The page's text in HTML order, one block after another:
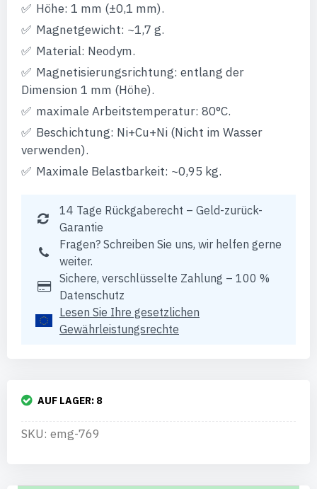
Höhe: 1 mm (±0,1 mm).
Magnetgewicht: ~1,7 g.
Material: Neodym.
Magnetisierungsrichtung: entlang der
Dimension 1 mm (Höhe).
maximale Arbeitstemperatur: 80°C.
Beschichtung: Ni+Cu+Ni (Nicht im Wasser
verwenden).
Maximale Belastbarkeit: ~0,95 kg.
14 Tage Rückgaberecht – Geld-zurück-
Garantie
Fragen? Schreiben Sie uns, wir helfen gerne
weiter.
Sichere, verschlüsselte Zahlung – 100 %
Datenschutz
Lesen Sie Ihre gesetzlichen
Gewährleistungsrechte
AUF LAGER: 8
SKU: emg-769